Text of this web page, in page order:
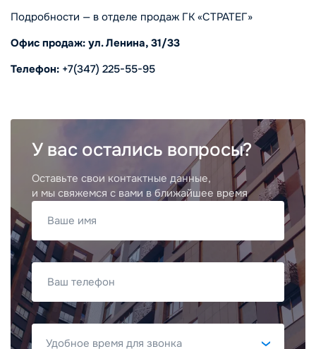
Подробности — в отделе продаж ГК «СТРАТЕГ»
Офис продаж: ул. Ленина, 31/33
Телефон: +7(347) 225-55-95
У вас остались вопросы?
Оставьте свои контактные данные,
и мы свяжемся с вами в ближайшее время
Ваше имя
Ваш телефон